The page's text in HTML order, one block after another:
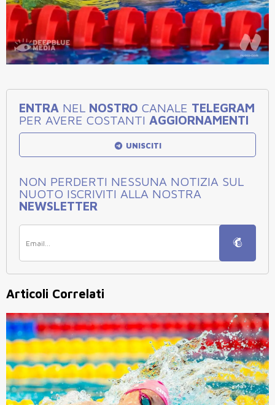
ENTRA NEL NOSTRO CANALE TELEGRAM
PER AVERE COSTANTI AGGIORNAMENTI
UNISCITI
NON PERDERTI NESSUNA NOTIZIA SUL
NUOTO ISCRIVITI ALLA NOSTRA
NEWSLETTER
Articoli Correlati